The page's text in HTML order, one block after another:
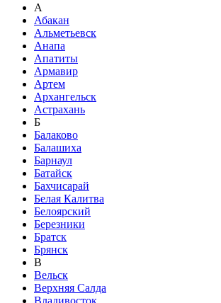
А
Абакан
Альметьевск
Анапа
Апатиты
Армавир
Артем
Архангельск
Астрахань
Б
Балаково
Балашиха
Барнаул
Батайск
Бахчисарай
Белая Калитва
Белоярский
Березники
Братск
Брянск
В
Вельск
Верхняя Салда
Владивосток